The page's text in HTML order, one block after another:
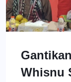
Whisnu